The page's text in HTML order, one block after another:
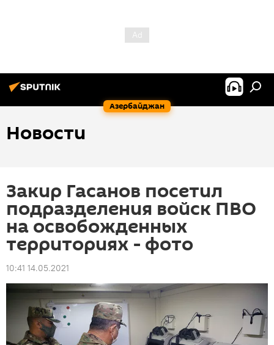
Азербайджан
Новости
Закир Гасанов посетил
подразделения войск ПВО
на освобожденных
территориях - фото
10:41 14.05.2021